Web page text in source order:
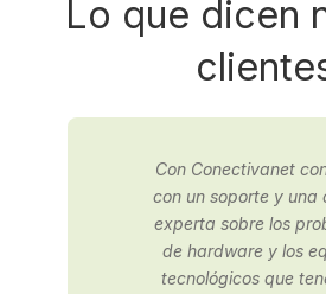
Lo que dicen
Contactamos a
para una
infraestructura IT,
los buenos
decidimos tercerizar